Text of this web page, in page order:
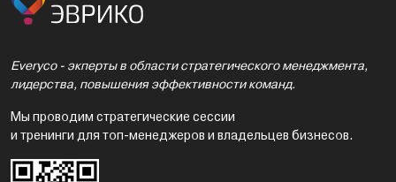
Everyco - экперты в области стратегического менеджмента,
лидерства, повышения эффективности команд.
Мы проводим стратегические сессии
и тренинги для топ-менеджеров и владельцев бизнесов.